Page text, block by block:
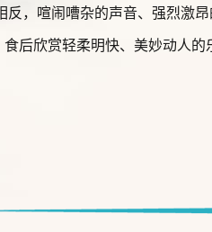
反，喧闹嘈杂的声音、强烈激
食后欣赏轻柔明快、美妙动人的